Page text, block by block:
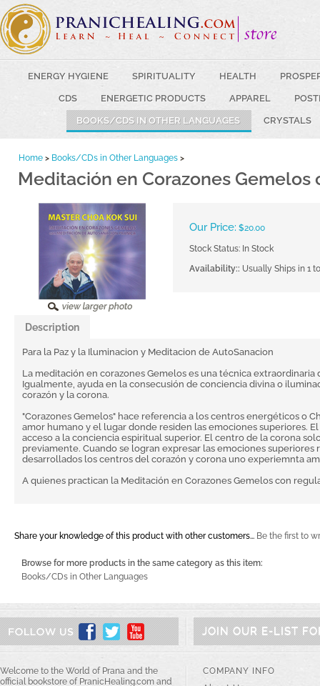
ENERGY HYGIENE SPIRITUALITY HEALTH
CDS ENERGETIC PRODUCTS APPAREL
BOOKS/CDS IN OTHER LANGUAGES CRYSTALS
Home > Books/CDs in Other Languages >
Meditación en Corazones
Our Price: $20.00
Stock Status: In Stock
Availability:: Usually Ships in 1
Description
Para la Paz y la Iluminacion y Meditacion de AutoSanacion
La meditación en corazones Gemelos es una técnica
Igualmente, ayuda en la consecusión de conciencia divina o
corazón y la corona.
"Corazones Gemelos" hace referencia a los centros energéticos o
amor humano y el lugar donde residen las emociones superiores.
acceso a la conciencia espiritual superior. El centro de la corona
previamente. Cuando se logran expresar las emociones
desarrollados los centros del corazón y corona uno experiemnta
A quienes practican la Meditación en Corazones Gemelos con
Share your knowledge of this product with other customers... Be the first to
Browse for more products in the same category as this item:
Books/CDs in Other Languages
JOIN OUR E-LIST
Welcome to the World of Prana and the
official bookstore of PranicHealing.com and
COMPANY INFO